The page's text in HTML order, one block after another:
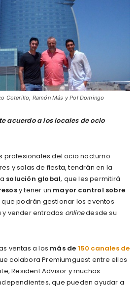
Coterillo, Ramón Más y Pol Domingo
acuerdo a los locales de ocio
profesionales del ocio nocturno
y salas de fiesta, tendrán en la
solución global, que les permitirá
y tener un mayor control sobre
que podrán gestionar los eventos
vender entradas onlinedesde su
ventas a los más de 150 canales de
colabora Premiumguest entre ellos
Resident Advisor y muchos
que pueden ayudar a